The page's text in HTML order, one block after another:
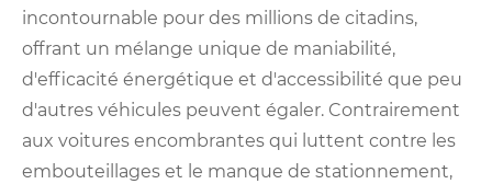
incontournable pour des millions de citadins,
offrant un mélange unique de maniabilité,
d'efficacité énergétique et d'accessibilité que peu
d'autres véhicules peuvent égaler. Contrairement
aux voitures encombrantes qui luttent contre les
embouteillages et le manque de stationnement,